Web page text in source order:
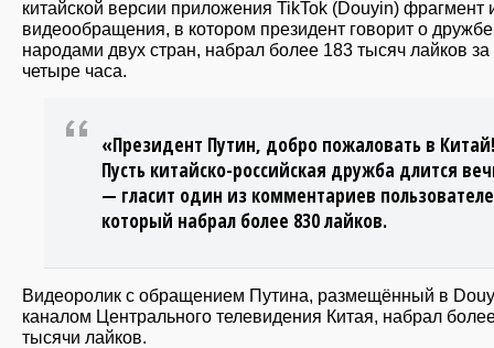
китайской версии приложения TikTok (Douyin) фрагмент
видеообращения, в котором президент говорит о
народами двух стран, набрал более 183 тысяч лайков за
четыре часа.
«Президент Путин, добро пожаловать в Китай!
Пусть китайско-российская дружба длится
— гласит один из комментариев
который набрал более 830 лайков.
Видеоролик с обращением Путина, размещённый в
каналом Центрального телевидения Китая, набрал
тысячи лайков.